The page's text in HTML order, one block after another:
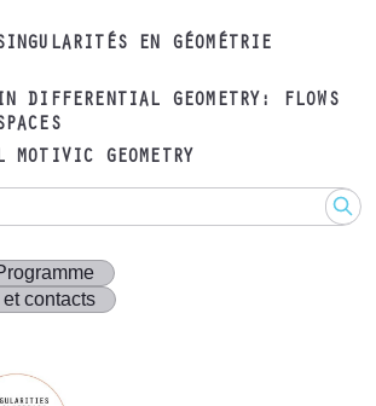
EN GÉOMÉTRIE
DIFFERENTIAL GEOMETRY: FLOWS
GEOMETRY
contacts